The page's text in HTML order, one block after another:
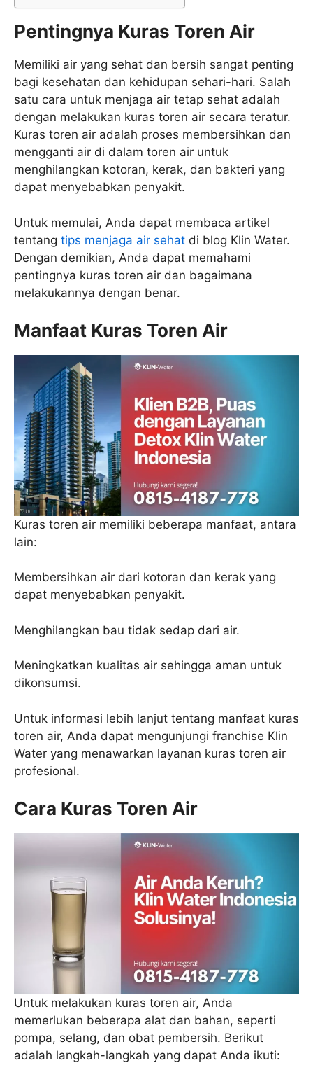
Pentingnya Kuras Toren Air
Memiliki air yang sehat dan bersih sangat penting
bagi kesehatan dan kehidupan sehari-hari. Salah
satu cara untuk menjaga air tetap sehat adalah
dengan melakukan kuras toren air secara teratur.
Kuras toren air adalah proses membersihkan dan
mengganti air di dalam toren air untuk
menghilangkan kotoran, kerak, dan bakteri yang
dapat menyebabkan penyakit.
Untuk memulai, Anda dapat membaca artikel
tentang tips menjaga air sehat di blog Klin Water.
Dengan demikian, Anda dapat memahami
pentingnya kuras toren air dan bagaimana
melakukannya dengan benar.
Manfaat Kuras Toren Air
Kuras toren air memiliki beberapa manfaat, antara
lain:
Membersihkan air dari kotoran dan kerak yang
dapat menyebabkan penyakit.
Menghilangkan bau tidak sedap dari air.
Meningkatkan kualitas air sehingga aman untuk
dikonsumsi.
Untuk informasi lebih lanjut tentang manfaat kuras
toren air, Anda dapat mengunjungi franchise Klin
Water yang menawarkan layanan kuras toren air
profesional.
Cara Kuras Toren Air
Untuk melakukan kuras toren air, Anda
memerlukan beberapa alat dan bahan, seperti
pompa, selang, dan obat pembersih. Berikut
adalah langkah-langkah yang dapat Anda ikuti: